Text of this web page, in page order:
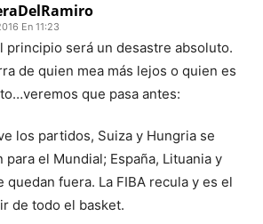
En 11:23
principio será un desastre absoluto.
de quien mea más lejos o quien es
que pasa antes:
los partidos, Suiza y Hungria se
para el Mundial; España, Lituania y
quedan fuera. La FIBA recula y es el
de todo el basket.